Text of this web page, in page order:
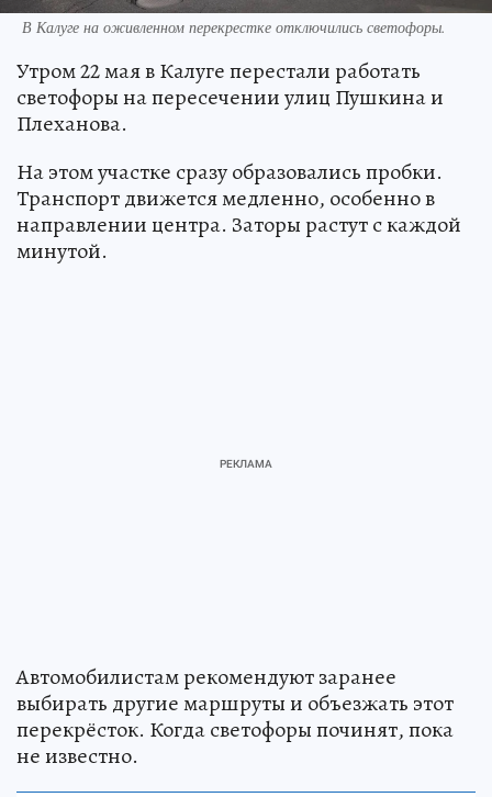
В Калуге на оживленном перекрестке отключились светофоры.
Утром 22 мая в Калуге перестали работать
светофоры на пересечении улиц Пушкина и
Плеханова.
На этом участке сразу образовались пробки.
Транспорт движется медленно, особенно в
направлении центра. Заторы растут с каждой
минутой.
Автомобилистам рекомендуют заранее
выбирать другие маршруты и объезжать этот
перекрёсток. Когда светофоры починят, пока
не известно.